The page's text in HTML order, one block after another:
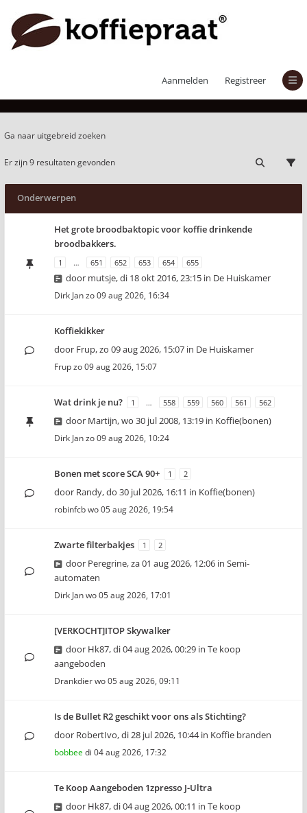
Aanmelden Registreer
Ga naar uitgebreid zoeken
Er zijn 9 resultaten gevonden
Onderwerpen
Het grote broodbaktopic voor koffie drinkende
broodbakkers.
1 … 651 652 653 654 655
door mutsje,di 18 okt 2016, 23:15 in De Huiskamer
Dirk Janzo 09 aug 2026, 16:34
Koffiekikker
door Frup,zo 09 aug 2026, 15:07 in De Huiskamer
Frupzo 09 aug 2026, 15:07
Wat drink je nu? 1 … 558 559 560 561 562
door Martijn,wo 30 jul 2008, 13:19 in Koffie(bonen)
Dirk Janzo 09 aug 2026, 10:24
Bonen met score SCA 90+ 1 2
door Randy,do 30 jul 2026, 16:11 in Koffie(bonen)
robinfcbwo 05 aug 2026, 19:54
Zwarte filterbakjes 1 2
door Peregrine,za 01 aug 2026, 12:06 in Semi-
automaten
Dirk Janwo 05 aug 2026, 17:01
[VERKOCHT]ITOP Skywalker
door Hk87,di 04 aug 2026, 00:29 in Te koop
aangeboden
Drankdierwo 05 aug 2026, 09:11
Is de Bullet R2 geschikt voor ons als Stichting?
door RobertIvo,di 28 jul 2026, 10:44in Koffie branden
bobbeedi 04 aug 2026, 17:32
Te Koop Aangeboden 1zpresso J-Ultra
door Hk87,di 04 aug 2026, 00:11 in Te koop